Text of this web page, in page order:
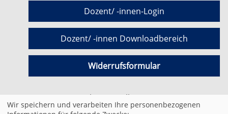
Dozent/ -innen-Login
Dozent/ -innen Downloadbereich
Widerrufsformular
Cookie Einstellungen
Wir speichern und verarbeiten Ihre personenbezogenen